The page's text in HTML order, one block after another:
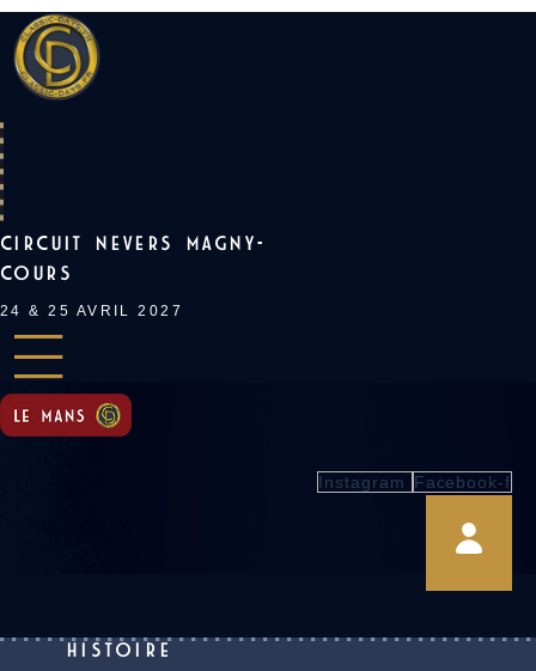
Skip
to
content
CIRCUIT NEVERS MAGNY-
COURS
24 & 25 AVRIL 2027
Instagram Facebook-f
HISTOIRE